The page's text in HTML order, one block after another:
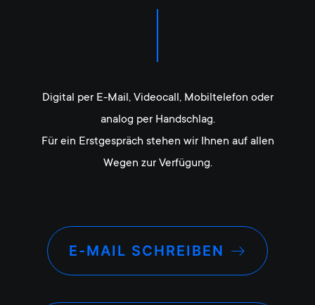
Digital per E-Mail, Videocall, Mobiltelefon oder
analog per Handschlag.
Für ein Erstgespräch stehen wir Ihnen auf allen
Wegen zur Verfügung.
E-MAIL SCHREIBEN